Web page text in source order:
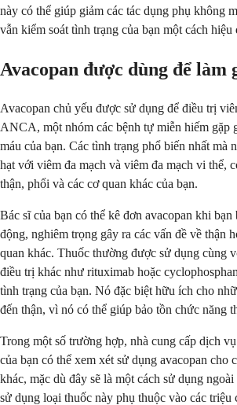
này có thể giúp giảm các tác dụng phụ không
vẫn kiểm soát tình trạng của bạn một cách hiệu
Avacopan được dùng để làm
Avacopan chủ yếu được sử dụng để điều trị
ANCA, một nhóm các bệnh tự miễn hiếm gặp
máu của bạn. Các tình trạng phổ biến nhất mà
hạt với viêm đa mạch và viêm đa mạch vi thể,
thận, phổi và các cơ quan khác của bạn.
Bác sĩ của bạn có thể kê đơn avacopan khi
động, nghiêm trọng gây ra các vấn đề về thận
quan khác. Thuốc thường được sử dụng cùng
điều trị khác như rituximab hoặc
tình trạng của bạn. Nó đặc biệt hữu ích cho
đến thận, vì nó có thể giúp bảo tồn chức năng
Trong một số trường hợp, nhà cung cấp dịch
của bạn có thể xem xét sử dụng avacopan cho
khác, mặc dù đây sẽ là một cách sử dụng
sử dụng loại thuốc này phụ thuộc vào các triệu